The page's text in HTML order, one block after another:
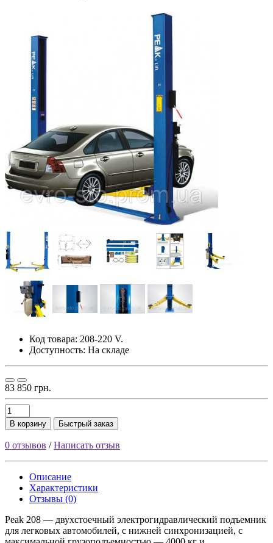
Код товара: 208-220 V.
Доступность: На складе
83 850 грн.
В корзину Быстрый заказ
0 отзывов /Написать отзыв
Описание
Характеристики
Отзывы (0)
Peak 208 — двухстоечный электрогидравлический подъемник
для легковых автомобилей, с нижней синхронизацией, с